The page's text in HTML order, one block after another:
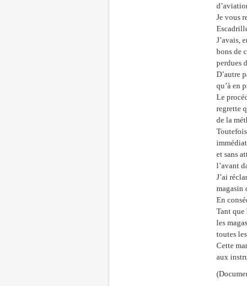
Je vous
J’avais,
bons de
perdues
D’autre
qu’à en
Le
regrette
de la
et sans
l’avant
J’ai
magasin
En
Tant que
les
toutes
Cette
aux